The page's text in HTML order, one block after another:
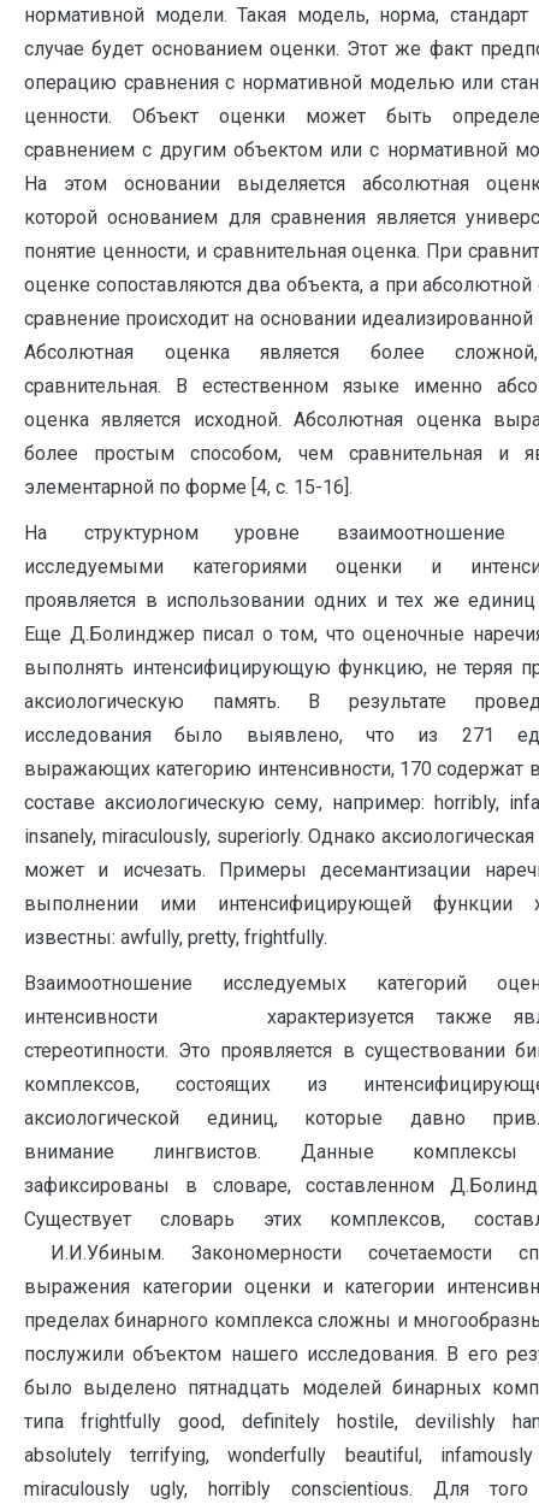
нормативной модели. Такая модель, норма,
случае будет основанием оценки. Этот же факт
операцию сравнения с нормативной моделью или
ценности. Объект оценки может быть
сравнением с другим объектом или с нормативной
На этом основании выделяется абсолютная
которой основанием для сравнения является
понятие ценности, и сравнительная оценка. При
оценке сопоставляются два объекта, а при
сравнение происходит на основании
Абсолютная оценка является более
сравнительная. В естественном языке именно
оценка является исходной. Абсолютная оценка
более простым способом, чем сравнительная и
элементарной по форме [4, с. 15-16].
На структурном уровне взаимоотношение
исследуемыми категориями оценки и
проявляется в использовании одних и тех же
Еще Д.Болинджер писал о том, что оценочные
выполнять интенсифицирующую функцию, не теряя
аксиологическую память. В результате
исследования было выявлено, что из 271
выражающих категорию интенсивности, 170 содержат
составе аксиологическую сему, например: horribly,
insanely, miraculously, superiorly. Однако
может и исчезать. Примеры десемантизации
выполнении ими интенсифицирующей функции
известны: awfully, pretty, frightfully.
Взаимоотношение исследуемых категорий
интенсивности характеризуется также
стереотипности. Это проявляется в существовании
комплексов, состоящих из
аксиологической единиц, которые давно
внимание лингвистов. Данные
зафиксированы в словаре, составленном
Существует словарь этих комплексов,
И.И.Убиным. Закономерности сочетаемости
выражения категории оценки и категории
пределах бинарного комплекса сложны и
послужили объектом нашего исследования. В его
было выделено пятнадцать моделей бинарных
типа frightfully good, definitely hostile, devilishly
absolutely terrifying, wonderfully beautiful, infamously
miraculously ugly, horribly conscientious. Для